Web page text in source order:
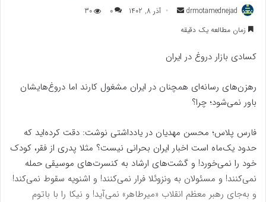
drmotamednejad
ارسال آذر 8, 1402 0
30
زمان مطالعه یک دقیقه
کسادی بازار دروغ در ایران
رهزن‌های رسانه‌ای همچنان در ایران مشغول کارند اما دروغ‌هایشان
باور نمی‌شود؛ چرا؟
فارس پلاس؛ محسن مهدیان در یادداشتی نوشت: دقت کرده‌اید که
حدود یک‌ماه است اخبار ایران بحرانی نیست؟ مثلا پدری از فقر، کودک
خود را نمی‌خورد! و گشت‌های ارشاد به کنسرت‌های موسیقی حمله
نمی‌کنند! و مسئولان به ونزوئلا فرار نمی‌کنند! و اشنویه سقوط نمی‌کند!
و به‌جای رهبر معظم انقلاب «میرطاهر» نمی‌آید! و نیکا را با باتوم